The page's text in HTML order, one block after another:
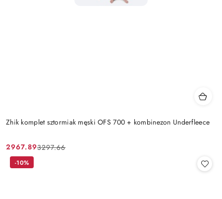
Zhik komplet sztormiak męski OFS 700 + kombinezon Underfleece
Cena
promocyjna:
2967.89
Cena
przed
3297.66
-10%